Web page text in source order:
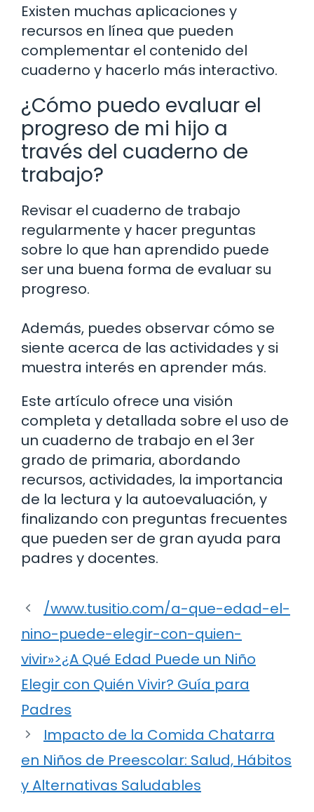
Existen muchas aplicaciones y
recursos en línea que pueden
complementar el contenido del
cuaderno y hacerlo más interactivo.
¿Cómo puedo evaluar el
progreso de mi hijo a
través del cuaderno de
trabajo?
Revisar el cuaderno de trabajo
regularmente y hacer preguntas
sobre lo que han aprendido puede
ser una buena forma de evaluar su
progreso.
Además, puedes observar cómo se
siente acerca de las actividades y si
muestra interés en aprender más.
Este artículo ofrece una visión
completa y detallada sobre el uso de
un cuaderno de trabajo en el 3er
grado de primaria, abordando
recursos, actividades, la importancia
de la lectura y la autoevaluación, y
finalizando con preguntas frecuentes
que pueden ser de gran ayuda para
padres y docentes.
/www.tusitio.com/a-que-edad-el-
nino-puede-elegir-con-quien-
vivir»>¿A Qué Edad Puede un Niño
Elegir con Quién Vivir? Guía para
Padres
Impacto de la Comida Chatarra
en Niños de Preescolar: Salud, Hábitos
y Alternativas Saludables